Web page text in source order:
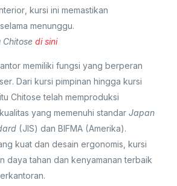
kursi ini memastikan
menunggu.
Chitosedi sini
memiliki fungsi yang berperan
Dari kursi pimpinan hingga kursi
Chitose telah memproduksi
yang memenuhi standarJapan
(JIS) dan BIFMA (Amerika).
kuat dan desain ergonomis, kursi
daya tahan dan kenyamanan terbaik